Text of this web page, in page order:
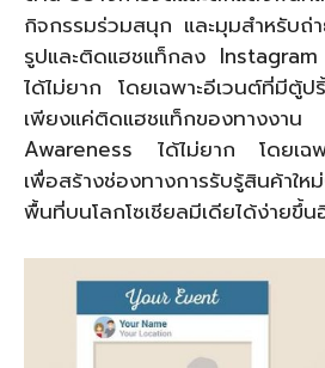
กิจกรรมร่วมสนุก และมุมสำหรับถ่
รูปและติดแฮชแท็กลง
ได้ไม่ยาก โดยเฉพาะอีเวนต์ที่มีตู้
เพียงแค่ติดแฮชแท็กของทางง
Awareness ได้ไม่ยาก โดยเฉพ
เพื่อสร้างช่องทางการรับรู้สินค้า
พื้นที่บนโลกโซเชียลมีเดียได้ง่ายขึ้